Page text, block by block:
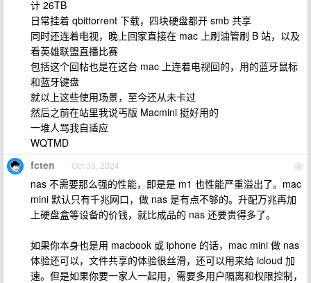
计 26TB
日常挂着 qbittorrent 下载，四块硬盘都开 smb 共享
同时还连着电视，晚上回家直接在 mac 上刷油管刷 B 站，以及
看英雄联盟直播比赛
包括这个回帖也是在这台 mac 上连着电视回的，用的蓝牙鼠标
和蓝牙键盘
就以上这些使用场景，至今还从未卡过
然后之前在站里我说丐版 Macmini 挺好用的
一堆人骂我自适应
WQTMD
4
fcten Oct 30, 2024
nas 不需要那么强的性能，即是是 m1 也性能严重溢出了。mac
mini 默认只有千兆网口，做 nas 是有点不够的。升配万兆再加
上硬盘盒等设备的价钱，就比成品的 nas 还要贵得多了。
如果你本身也是用 macbook 或 iphone 的话，mac mini 做 nas
体验还可以，文件共享的体验很丝滑，还可以用来给 icloud 加
速。但是如果你要一家人一起用，需要多用户隔离和权限控制，